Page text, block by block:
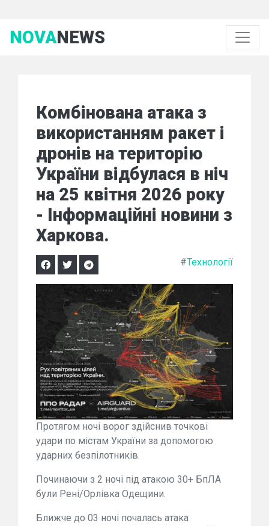
NOVANEWS
Комбінована атака з
використанням ракет і
дронів на територію
України відбулася в ніч
на 25 квітня 2026 року
- Інформаційні новини з
Харкова.
#Технології
Протягом ночі ворог здійснив точкові
удари по містам України за допомогою
ударних безпілотників.
Починаючи з 2 ночі під атакою 30+ БпЛА
були Рені/Орлівка Одещини.
Ближче до 03 ночі почалась атака